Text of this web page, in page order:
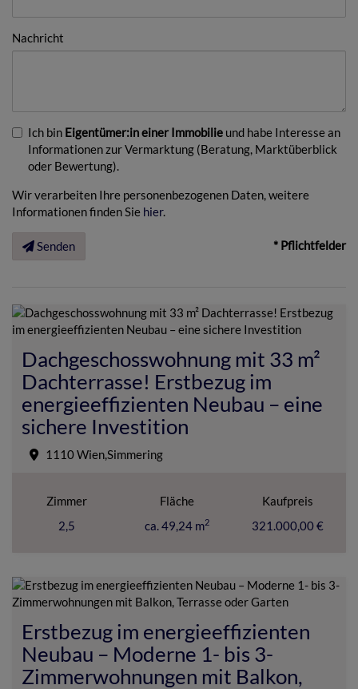
Nachricht
Ich bin Eigentümer:in einer Immobilie und habe Interesse an
Informationen zur Vermarktung (Beratung, Marktüberblick
oder Bewertung).
Wir verarbeiten Ihre personenbezogenen Daten, weitere
Informationen finden Sie hier.
Senden * Pflichtfelder
Dachgeschosswohnung mit 33 m²
Dachterrasse! Erstbezug im
energieeffizienten Neubau – eine
sichere Investition
1110 Wien,Simmering
Zimmer
2,5
Fläche
ca. 49,24 m2
Kaufpreis
321.000,00 €
Erstbezug im energieeffizienten
Neubau – Moderne 1- bis 3-
Zimmerwohnungen mit Balkon,